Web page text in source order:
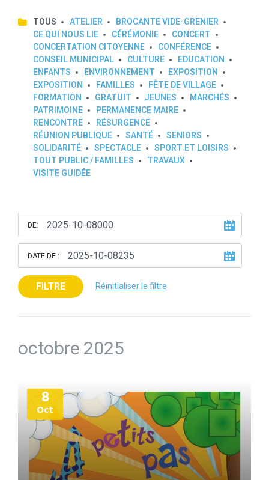
TOUS ATELIER
BROCANTE VIDE-GRENIER
CE QUI NOUS LIE
CÉRÉMONIE
CONCERT
CONCERTATION CITOYENNE
CONFÉRENCE
CONSEIL MUNICIPAL
CULTURE
EDUCATION
ENFANTS
ENVIRONNEMENT
EXPOSITION
EXPOSITION
FAMILLES
FÊTE DE VILLAGE
FORMATION
GRATUIT JEUNES
MARCHÉS
PATRIMOINE
PERMANENCE MAIRE
RENCONTRE
RÉSURGENCE
RÉUNION PUBLIQUE
SANTÉ
SENIORS
SOLIDARITÉ
SPECTACLE
SPORT ET LOISIRS
TOUT PUBLIC / FAMILLES
TRAVAUX
VISITE GUIDÉE
DE:
DATE DE :
FILTRE Réinitialiser le filtre
octobre 2025
8
Oct
d'informations